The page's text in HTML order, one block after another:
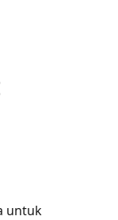
untuk